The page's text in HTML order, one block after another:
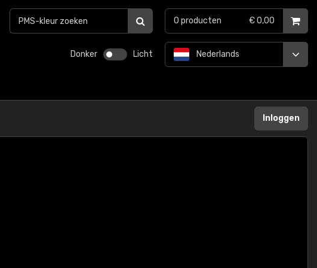
Donker Licht Nederlands
0 producten € 0,00
Inloggen